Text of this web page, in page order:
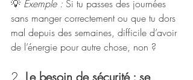
💡 Exemple : Si tu passes des journées
sans manger correctement ou que tu dors
mal depuis des semaines, difficile d’avoir
de l’énergie pour autre chose, non ?